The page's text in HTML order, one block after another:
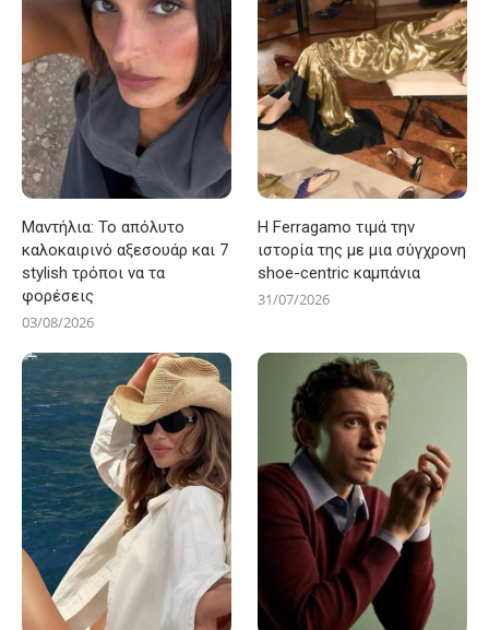
Μαντήλια: Το απόλυτο
καλοκαιρινό αξεσουάρ και 7
stylish τρόποι να τα
φορέσεις
03/08/2026
Η Ferragamo τιμά την
ιστορία της με μια σύγχρονη
shoe-centric καμπάνια
31/07/2026